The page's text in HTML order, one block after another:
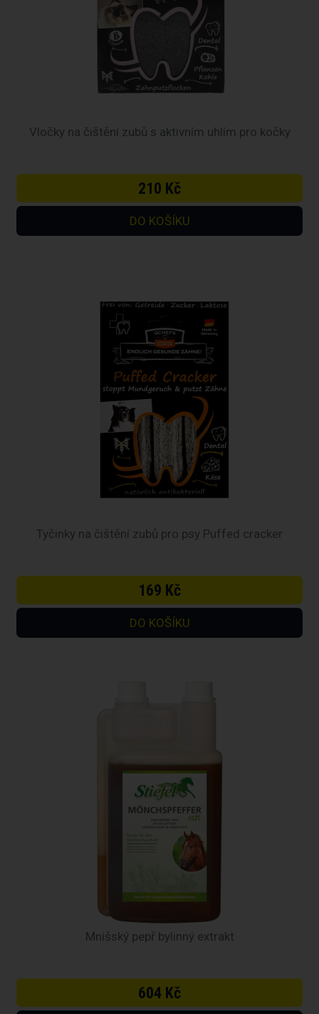
Vločky na čištění zubů s aktivním uhlím pro kočky
210 Kč
Tyčinky na čištění zubů pro psy Puffed cracker
169 Kč
Mnišský pepř bylinný extrakt
604 Kč